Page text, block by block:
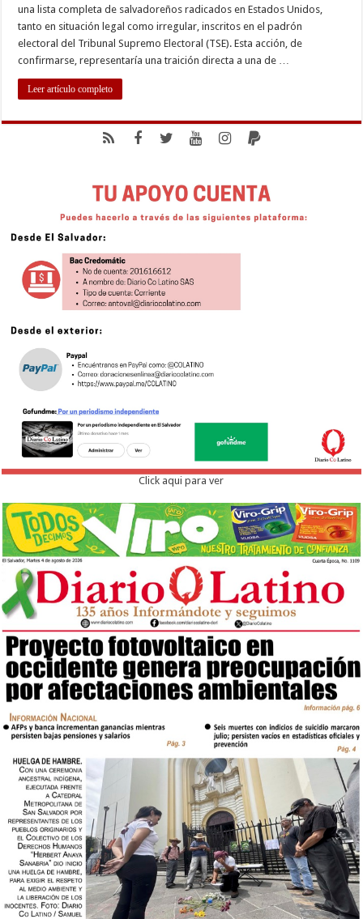
una lista completa de salvadoreños radicados en Estados Unidos,
tanto en situación legal como irregular, inscritos en el padrón
electoral del Tribunal Supremo Electoral (TSE). Esta acción, de
confirmarse, representaría una traición directa a una de …
Leer artículo completo
Click aqui para ver